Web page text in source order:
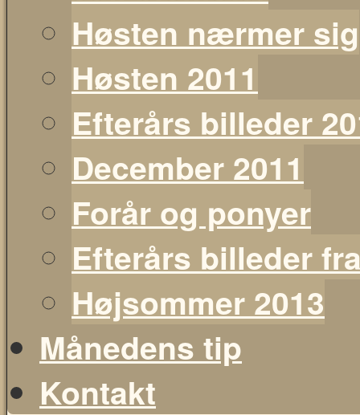
Høsten nærmer sig
Høsten 2011
Efterårs billeder
December 2011
Forår og ponyer
Efterårs billeder
Højsommer 2013
Månedens tip
Kontakt